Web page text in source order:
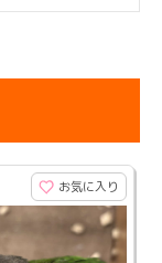
お気に入り